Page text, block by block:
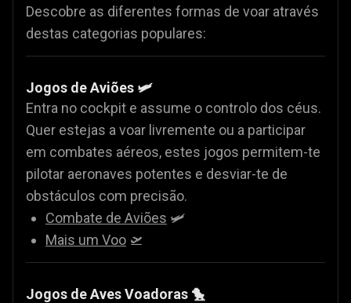
Descobre as diferentes formas de voar através
destas categorias populares:
Jogos de Aviões 🛩️
Entra no cockpit e assume o controlo dos céus.
Quer estejas a voar livremente ou a participar
em combates aéreos, estes jogos permitem-te
pilotar aeronaves potentes e desviar-te de
obstáculos com precisão.
Combate de Aviões 🛩️
Mais um Voo 🛫
Jogos de Aves Voadoras 🐤